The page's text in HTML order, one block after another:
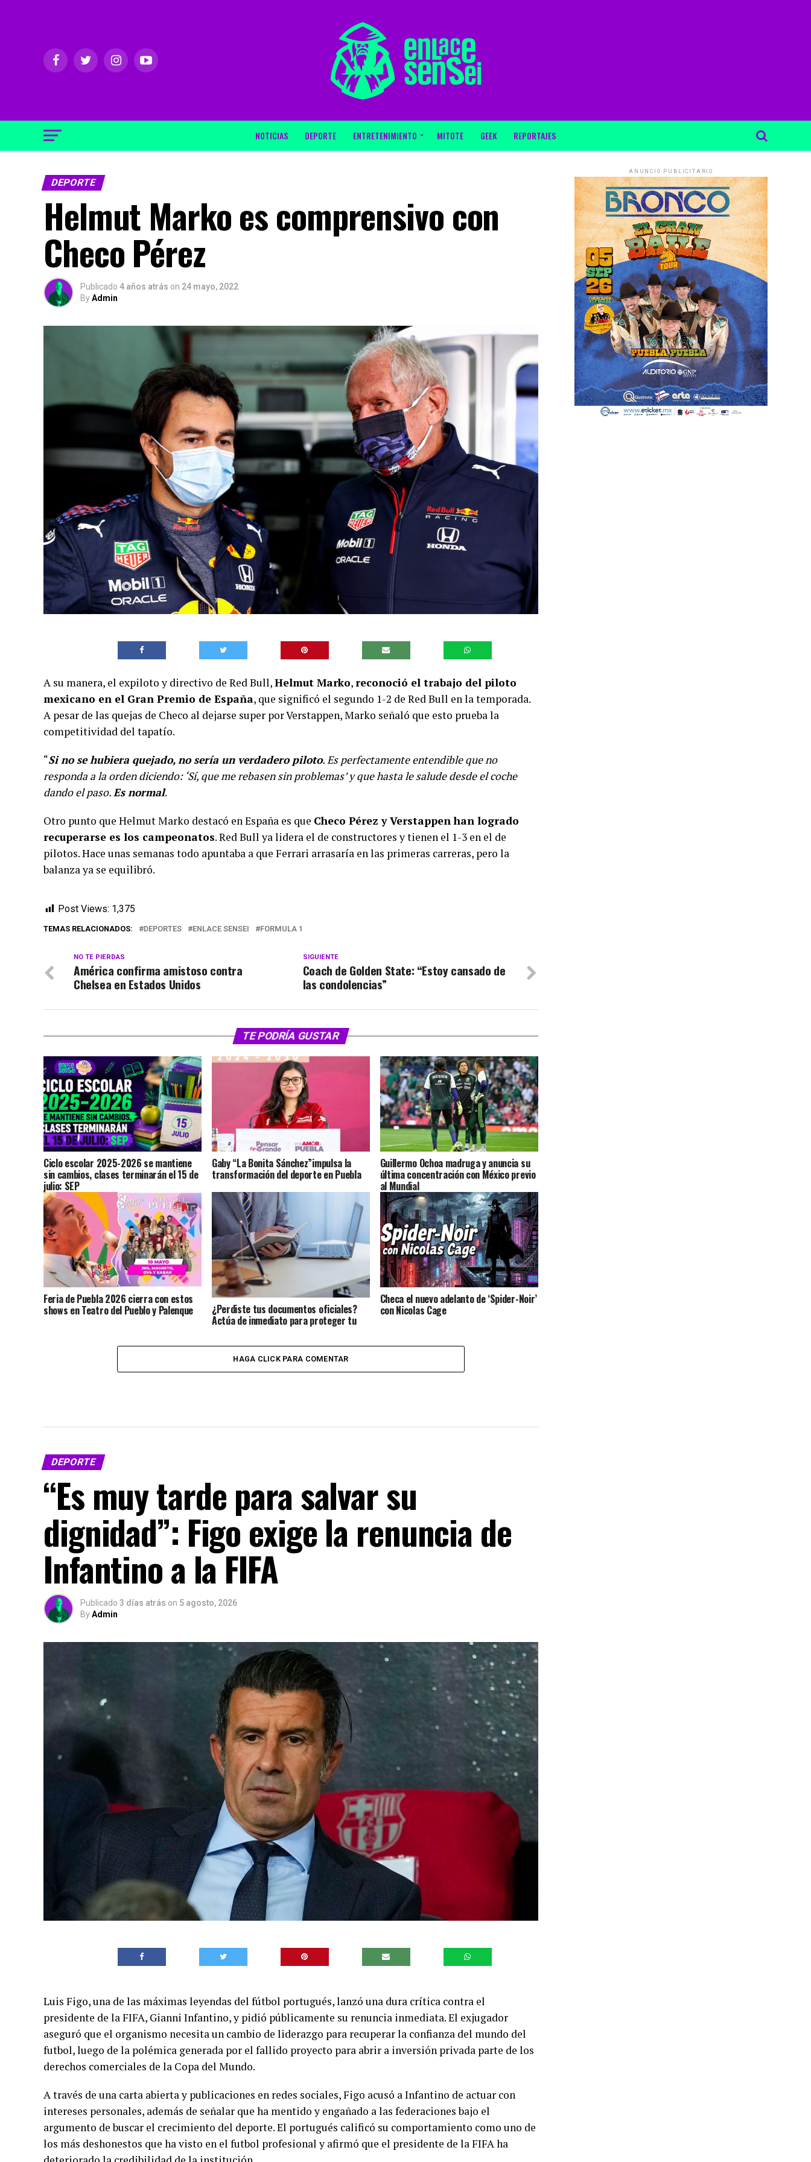
NOTICIAS DEPORTE ENTRETENIMIENTO MITOTE GEEK REPORTAJES
DEPORTE
Helmut Marko es comprensivo con
Checo Pérez
Publicado 4 años atrás on 24 mayo, 2022
ByAdmin
A su manera, el expiloto y directivo de Red Bull,Helmut Marko,reconoció el trabajo del piloto
mexicano en el Gran Premio de España, que significó el segundo 1-2 de Red Bull en la temporada.
A pesar de las quejas de Checo al dejarse super por Verstappen, Marko señaló que esto prueba la
competitividad del tapatío.
“Si no se hubiera quejado, no sería un verdadero piloto. Es perfectamente entendible que no
responda a la orden diciendo: ‘Sí, que me rebasen sin problemas’ y que hasta le salude desde el coche
dando el paso.Es normal.
Otro punto que Helmut Marko destacó en España es que Checo Pérez y Verstappen han logrado
recuperarse es los campeonatos. Red Bull ya lidera el de constructores y tienen el 1-3 en el de
pilotos. Hace unas semanas todo apuntaba a que Ferrari arrasaría en las primeras carreras, pero la
balanza ya se equilibró.
Post Views: 1,375
TEMAS RELACIONADOS: DEPORTES ENLACE SENSEI FORMULA 1
SIGUIENTE
Coach de Golden State: “Estoy cansado de
las condolencias”
NO TE PIERDAS
América confirma amistoso contra
Chelsea en Estados Unidos
TE PODRÍA GUSTAR
Ciclo escolar 2025-2026 se mantiene
sin cambios, clases terminarán el 15 de
julio: SEP
Gaby “La Bonita Sánchez”impulsa la
transformación del deporte en Puebla
Guillermo Ochoa madruga y anuncia su
última concentración con México previo
al Mundial
Feria de Puebla 2026 cierra con estos
shows en Teatro del Pueblo y Palenque ¿Perdiste tus documentos oficiales?
Actúa de inmediato para proteger tu
Checa el nuevo adelanto de ‘Spider-Noir’
con Nicolas Cage
HAGA CLICK PARA COMENTAR
DEPORTE
“Es muy tarde para salvar su
dignidad”: Figo exige la renuncia de
Infantino a la FIFA
Publicado 3 días atrás on 5 agosto, 2026
ByAdmin
Luis Figo, una de las máximas leyendas del fútbol portugués, lanzó una dura crítica contra el
presidente de la FIFA, Gianni Infantino, y pidió públicamente su renuncia inmediata. El exjugador
aseguró que el organismo necesita un cambio de liderazgo para recuperar la confianza del mundo del
futbol, luego de la polémica generada por el fallido proyecto para abrir a inversión privada parte de los
derechos comerciales de la Copa del Mundo.
A través de una carta abierta y publicaciones en redes sociales, Figo acusó a Infantino de actuar con
intereses personales, además de señalar que ha mentido y engañado a las federaciones bajo el
argumento de buscar el crecimiento del deporte. El portugués calificó su comportamiento como uno de
los más deshonestos que ha visto en el futbol profesional y afirmó que el presidente de la FIFA ha
ANUNCIO PUBLICITARIO